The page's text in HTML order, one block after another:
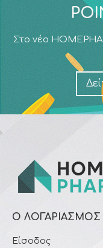
Στο νέο
Ο
Είσοδος